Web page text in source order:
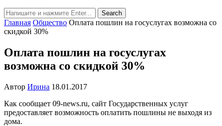
Главная Общество Оплата пошлин на госуслугах возможна со
скидкой 30%
Оплата пошлин на госуслугах
возможна со скидкой 30%
Автор Ирина 18.01.2017
Как сообщает 09-news.ru, сайт Государственных услуг
предоставляет возможность оплатить пошлины не выходя из
дома.